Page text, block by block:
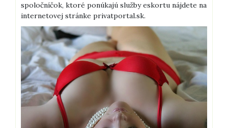
spoločníčok, ktoré ponúkajú služby eskortu nájdete na
internetovej stránke privatportal.sk.